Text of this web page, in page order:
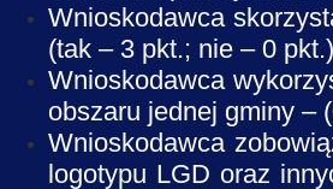
Wnioskodawca
(tak – 3 pkt.; nie – 0 pkt.)
Wnioskodawca
obszaru jednej gminy –
Wnioskodawca
logotypu LGD oraz